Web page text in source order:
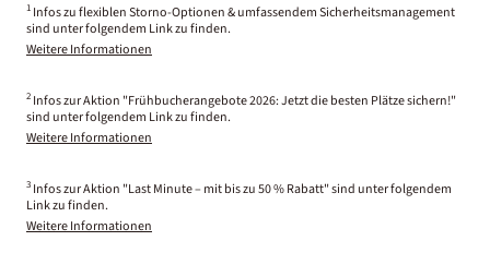
1 Infos zu flexiblen Storno-Optionen & umfassendem Sicherheitsmanagement
sind unter folgendem Link zu finden.
Weitere Informationen
2 Infos zur Aktion "Frühbucherangebote 2026: Jetzt die besten Plätze sichern!"
sind unter folgendem Link zu finden.
Weitere Informationen
3 Infos zur Aktion "Last Minute – mit bis zu 50 % Rabatt" sind unter folgendem
Link zu finden.
Weitere Informationen